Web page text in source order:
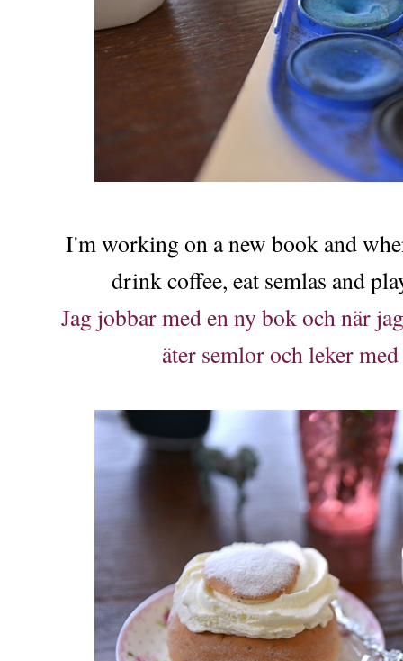
I'm working on a new book and
drink coffee, eat semlas and
Jag jobbar med en ny bok och när
äter semlor och leker